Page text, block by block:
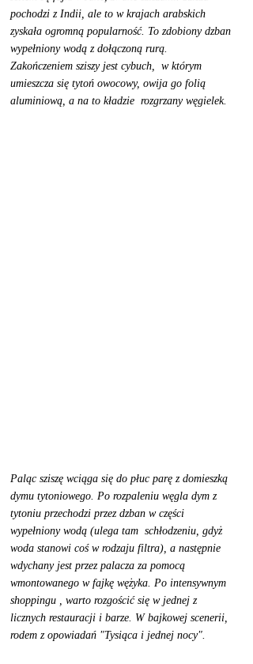
pochodzi z Indii, ale to w krajach arabskich
zyskała ogromną popularność. To zdobiony dzban
wypełniony wodą z dołączoną rurą.
Zakończeniem sziszy jest cybuch,  w którym
umieszcza się tytoń owocowy, owija go folią
aluminiową, a na to kładzie  rozgrzany węgielek.
Paląc sziszę wciąga się do płuc parę z domieszką
dymu tytoniowego. Po rozpaleniu węgla dym z
tytoniu przechodzi przez dzban w części
wypełniony wodą (ulega tam  schłodzeniu, gdyż
woda stanowi coś w rodzaju filtra), a następnie
wdychany jest przez palacza za pomocą
wmontowanego w fajkę wężyka. Po intensywnym
shoppingu , warto rozgościć się w jednej z
licznych restauracji i barze. W bajkowej scenerii,
rodem z opowiadań "Tysiąca i jednej nocy".